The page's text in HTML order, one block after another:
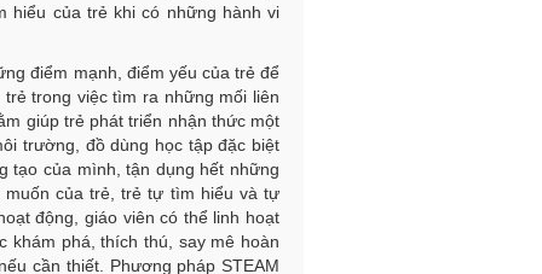
hiểu của trẻ khi có những hành vi
điểm mạnh, điểm yếu của trẻ để
trong việc tìm ra những mối liên
giúp trẻ phát triển nhận thức một
trường, đồ dùng học tập đặc biệt
tạo của mình, tận dụng hết những
của trẻ, trẻ tự tìm hiểu và tự
động, giáo viên có thể linh hoạt
khám phá, thích thú, say mê hoàn
cần thiết. Phương pháp STEAM